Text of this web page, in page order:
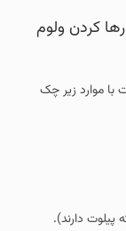
کردن ولوم
با موارد زیر چک
دارند).